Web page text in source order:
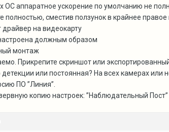
ОС аппаратное ускорение по умолчанию не
полностью, сместив ползунок в крайнее правое
драйвер на видеокарту
должным образом
монтаж
Прикрепите скриншот или
детекции или постоянная? На всех камерах
ПО ”Линия”.
копию настроек: ”Наблюдательный